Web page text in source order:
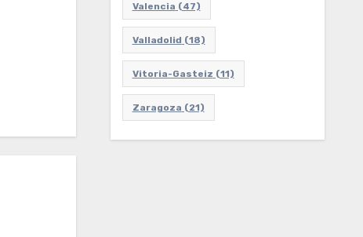
Valencia (47)
Valladolid (18)
Vitoria-Gasteiz (11)
Zaragoza (21)